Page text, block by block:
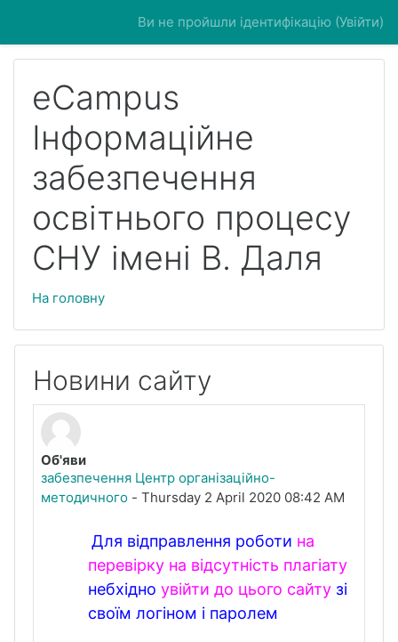
Ви не пройшли ідентифікацію (Увійти)
eCampus
Інформаційне
забезпечення
освітнього процесу
СНУ імені В. Даля
На головну
Новини сайту
Об'яви
забезпечення Центр організаційно-
методичного - Thursday 2 April 2020 08:42 AM
Для відправлення роботи на
перевірку на відсутність плагіату
небхідно увійти до цього сайту зі
своїм логіном і паролем